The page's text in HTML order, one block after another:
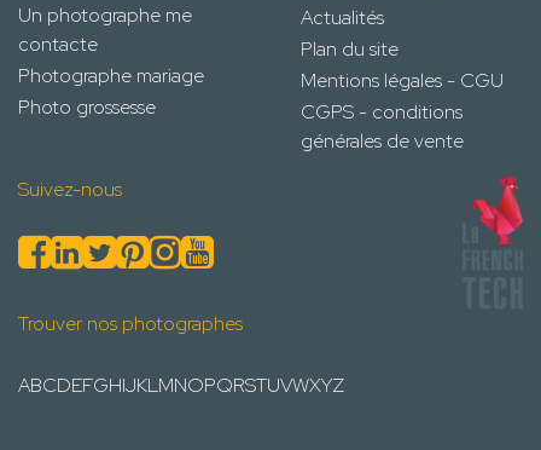
Un photographe me
contacte
Photographe mariage
Photo grossesse
Actualités
Plan du site
Mentions légales - CGU
CGPS - conditions
générales de vente
Suivez-nous
Trouver nos photographes
ABCDEFGHIJKLMNOPQRSTUVWXYZ